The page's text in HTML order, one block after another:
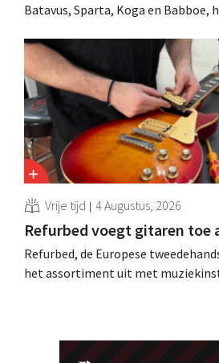
Batavus, Sparta, Koga en Babboe,
faillissement.
Singaporese
Vrije tijd 4 Augustus, 2026
Refurbed voegt gitaren toe
Refurbed, de Europese
het assortiment uit met